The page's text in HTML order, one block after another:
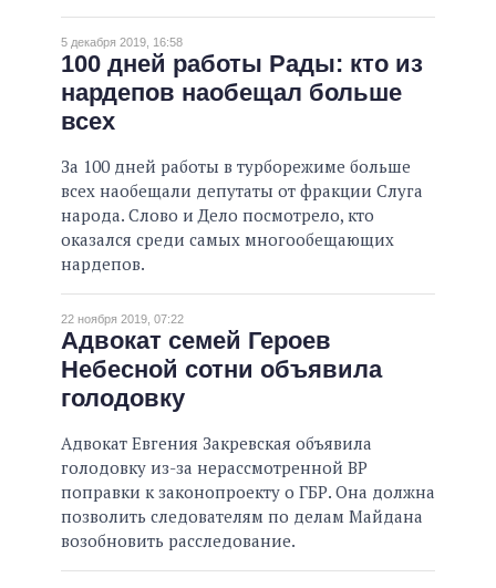
5 декабря 2019, 16:58
100 дней работы Рады: кто из
нардепов наобещал больше
всех
За 100 дней работы в турборежиме больше
всех наобещали депутаты от фракции Слуга
народа. Слово и Дело посмотрело, кто
оказался среди самых многообещающих
нардепов.
22 ноября 2019, 07:22
Адвокат семей Героев
Небесной сотни объявила
голодовку
Адвокат Евгения Закревская объявила
голодовку из-за нерассмотренной ВР
поправки к законопроекту о ГБР. Она должна
позволить следователям по делам Майдана
возобновить расследование.